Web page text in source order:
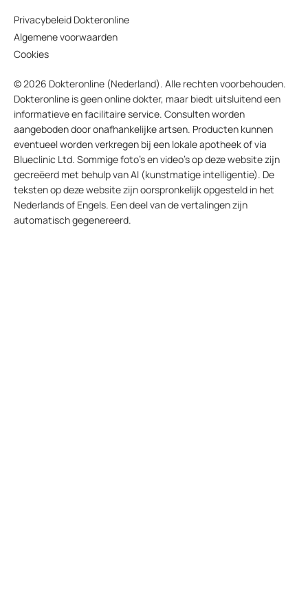
Privacybeleid Dokteronline
Algemene voorwaarden
Cookies
© 2026 Dokteronline (Nederland). Alle rechten voorbehouden.
Dokteronline is geen online dokter, maar biedt uitsluitend een
informatieve en facilitaire service. Consulten worden
aangeboden door onafhankelijke artsen. Producten kunnen
eventueel worden verkregen bij een lokale apotheek of via
Blueclinic Ltd. Sommige foto’s en video’s op deze website zijn
gecreëerd met behulp van AI (kunstmatige intelligentie). De
teksten op deze website zijn oorspronkelijk opgesteld in het
Nederlands of Engels. Een deel van de vertalingen zijn
automatisch gegenereerd.